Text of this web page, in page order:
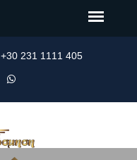
+30 231 1111 405